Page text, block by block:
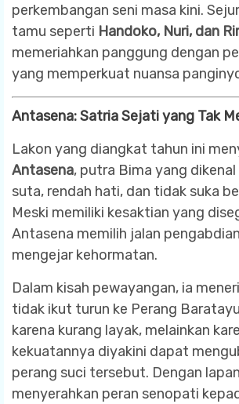
perkembangan seni masa kini.
tamu seperti Handoko, Nuri, dan
memeriahkan panggung dengan
yang memperkuat nuansa
Antasena: Satria Sejati yang Tak
Lakon yang diangkat tahun ini
Antasena, putra Bima yang dikenal
suta, rendah hati, dan tidak suka
Meski memiliki kesaktian yang
Antasena memilih jalan
mengejar kehormatan.
Dalam kisah pewayangan, ia
tidak ikut turun ke Perang
karena kurang layak, melainkan
kekuatannya diyakini dapat
perang suci tersebut. Dengan
menyerahkan peran senopati